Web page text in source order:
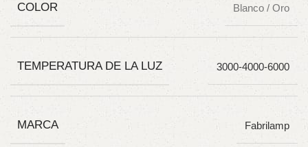
COLOR Blanco / Oro
TEMPERATURA DE LA LUZ 3000-4000-6000
MARCA Fabrilamp